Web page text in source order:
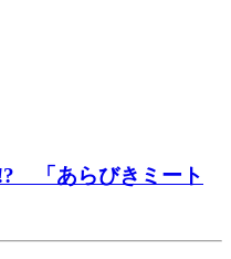
「あらびきミート